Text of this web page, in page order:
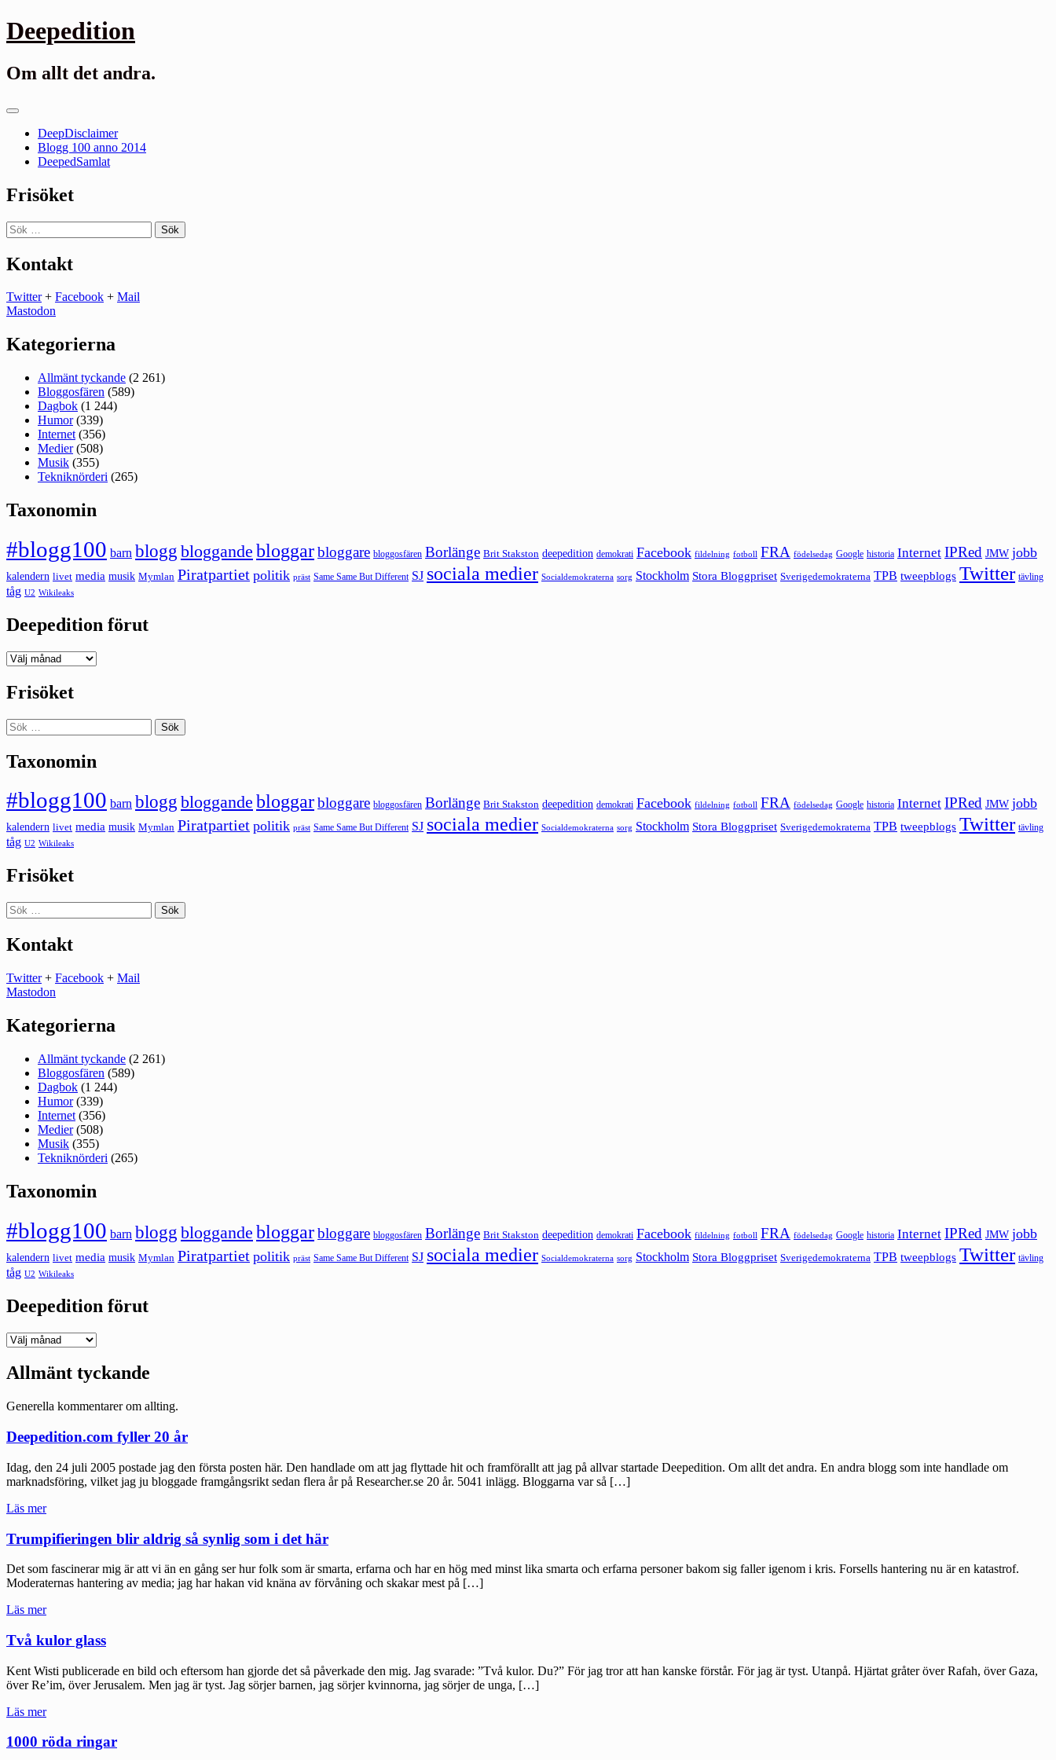
Gå
till
Deepedition
Om allt det andra.
Primär
DeepDisclaimer
Blogg 100 anno 2014
DeepedSamlat
Frisöket
Sök
efter:
Kontakt
Twitter+ Facebook + Mail
Mastodon
Kategorierna
Allmänt tyckande (2 261)
Bloggosfären (589)
Dagbok (1 244)
Humor(339)
Internet (356)
Medier(508)
Musik (355)
Tekniknörderi (265)
Taxonomin
#blogg100 barn blogg bloggande bloggarbloggare bloggosfären Borlänge Brit Stakston deepedition demokrati Facebook fildelning fotboll FRA födelsedag Google historia Internet IPRed JMW jobb
kalendern livet media musik Mymlan Piratpartiet politik präst Same Same But Different SJ sociala medier Socialdemokraterna sorg Stockholm Stora Bloggpriset Sverigedemokraterna TPB tweepblogs Twitter tävling
tåg U2 Wikileaks
Deepedition förut
Deepedition
Frisöket
Sök
efter:
Taxonomin
#blogg100 barn blogg bloggande bloggarbloggare bloggosfären Borlänge Brit Stakston deepedition demokrati Facebook fildelning fotboll FRA födelsedag Google historia Internet IPRed JMW jobb
kalendern livet media musik Mymlan Piratpartiet politik präst Same Same But Different SJ sociala medier Socialdemokraterna sorg Stockholm Stora Bloggpriset Sverigedemokraterna TPB tweepblogs Twitter tävling
tåg U2 Wikileaks
Frisöket
Sök
efter:
Kontakt
Twitter+ Facebook + Mail
Mastodon
Kategorierna
Allmänt tyckande (2 261)
Bloggosfären (589)
Dagbok (1 244)
Humor(339)
Internet (356)
Medier(508)
Musik (355)
Tekniknörderi (265)
Taxonomin
#blogg100 barn blogg bloggande bloggarbloggare bloggosfären Borlänge Brit Stakston deepedition demokrati Facebook fildelning fotboll FRA födelsedag Google historia Internet IPRed JMW jobb
kalendern livet media musik Mymlan Piratpartiet politik präst Same Same But Different SJ sociala medier Socialdemokraterna sorg Stockholm Stora Bloggpriset Sverigedemokraterna TPB tweepblogs Twitter tävling
tåg U2 Wikileaks
Deepedition förut
Deepedition
Allmänt tyckande
Generella kommentarer om allting.
Deepedition.com fyller 20 år
Idag, den 24 juli 2005 postade jag den första posten här. Den handlade om att jag flyttade hit och framförallt att jag på allvar startade Deepedition. Om allt det andra. En andra blogg som inte handlade om
marknadsföring, vilket jag ju bloggade framgångsrikt sedan flera år på Researcher.se 20 år. 5041 inlägg. Bloggarna var så […]
Läs mer"Deepedition.com
20
år"
Trumpifieringen blir aldrig så synlig som i det här
Det som fascinerar mig är att vi än en gång ser hur folk som är smarta, erfarna och har en hög med minst lika smarta och erfarna personer bakom sig faller igenom i kris. Forsells hantering nu är en katastrof.
Moderaternas hantering av media; jag har hakan vid knäna av förvåning och skakar mest på […]
Läs mer"Trumpifieringen
aldrig
så
synlig
som
det
här"
Två kulor glass
Kent Wisti publicerade en bild och eftersom han gjorde det så påverkade den mig. Jag svarade: ”Två kulor. Du?” För jag tror att han kanske förstår. För jag är tyst. Utanpå. Hjärtat gråter över Rafah, över Gaza,
över Re’im, över Jerusalem. Men jag är tyst. Jag sörjer barnen, jag sörjer kvinnorna, jag sörjer de unga, […]
Läs mer"Två
glass"
1000 röda ringar